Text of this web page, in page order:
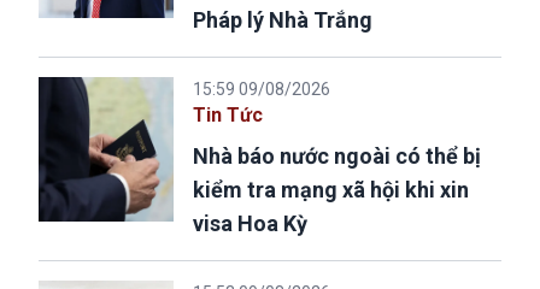
Pháp lý Nhà Trắng
15:59 09/08/2026
Tin Tức
Nhà báo nước ngoài có thể bị
kiểm tra mạng xã hội khi xin
visa Hoa Kỳ